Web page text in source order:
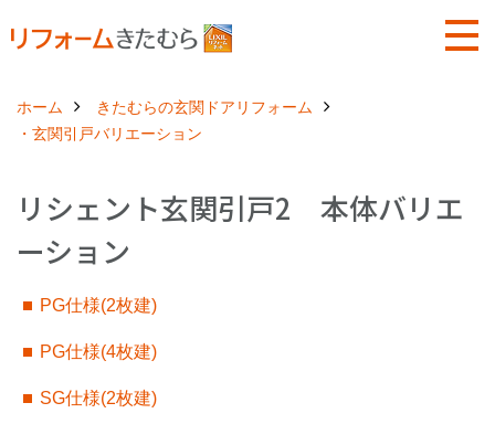
ホーム
きたむらの玄関ドアリフォーム
・玄関引戸バリエーション
リシェント玄関引戸2 本体バリエ
ーション
PG仕様(2枚建)
PG仕様(4枚建)
SG仕様(2枚建)